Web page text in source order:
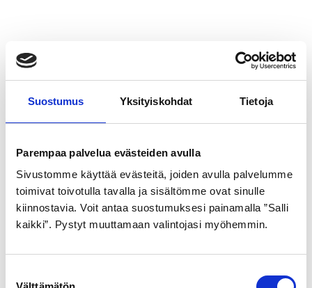
Suostumus Yksityiskohdat Tietoja
Parempaa palvelua evästeiden avulla
Sivustomme käyttää evästeitä, joiden avulla palvelumme
toimivat toivotulla tavalla ja sisältömme ovat sinulle
kiinnostavia. Voit antaa suostumuksesi painamalla ”Salli
kaikki”. Pystyt muuttamaan valintojasi myöhemmin.
Tutustu myös
SCHWALBE
PLUS pistosuojattu
GOLDEN BOY